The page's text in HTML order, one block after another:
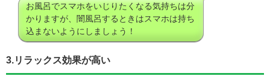
お風呂でスマホをいじりたくなる気持ちは分
かりますが、闇風呂するときはスマホは持ち
込まないようにしましょう！
3.リラックス効果が高い